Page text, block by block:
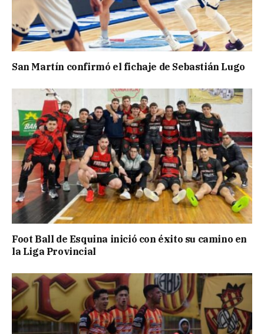
San Martín confirmó el fichaje de Sebastián Lugo
Foot Ball de Esquina inició con éxito su camino en
la Liga Provincial